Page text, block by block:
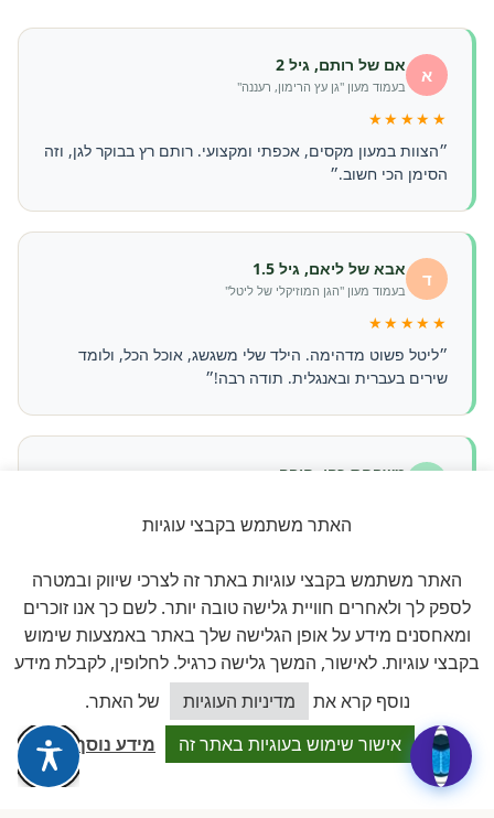
א אם של רותם, גיל 2
בעמוד מעון "גן עץ הרימון, רעננה"
★★★★★
״הצוות במעון מקסים, אכפתי ומקצועי. רותם רץ בבוקר לגן, וזה
הסימן הכי חשוב.״
ד אבא של ליאם, גיל 1.5
בעמוד מעון "הגן המוזיקלי של ליטל"
★★★★★
״ליטל פשוט מדהימה. הילד שלי משגשג, אוכל הכל, ולומד
שירים בעברית ובאנגלית. תודה רבה!״
משפחת כהן, חיפה
בטוחה, ותקשורת מצוינת עם ההורים.״
ההמלצות מתפרסמות בכל עמוד מעון בנפרד, נכתבות ע"י הורי המעון,
ועוברות בקרה. מנגנון התגובות מבוסס wpDiscuz.
האתר משתמש בקבצי עוגיות
האתר משתמש בקבצי עוגיות באתר זה לצרכי שיווק ובמטרה
לספק לך ולאחרים חוויית גלישה טובה יותר. לשם כך אנו זוכרים
ומאחסנים מידע על אופן הגלישה שלך באתר באמצעות שימוש
בקבצי עוגיות. לאישור, המשך גלישה כרגיל. לחלופין, לקבלת מידע
נוסף קרא את
מדיניות העוגיות
של האתר.
אישור שימוש בעוגיות באתר זה
מידע נוסף
כיצד אוכל לסייע?